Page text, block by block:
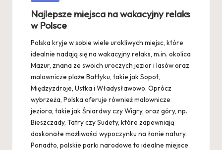
Najlepsze miejsca na wakacyjny relaks
w Polsce
Polska kryje w sobie wiele urokliwych miejsc, które
idealnie nadają się na wakacyjny relaks, m.in. okolica
Mazur, znana ze swoich uroczych jezior i lasów oraz
malownicze plaże Bałtyku, takie jak Sopot,
Międzyzdroje, Ustka i Władysławowo. Oprócz
wybrzeża, Polska oferuje również malownicze
jeziora, takie jak Śniardwy czy Wigry, oraz góry, np.
Bieszczady, Tatry czy Sudety, które zapewniają
doskonałe możliwości wypoczynku na łonie natury.
Ponadto, polskie parki narodowe to idealne miejsce